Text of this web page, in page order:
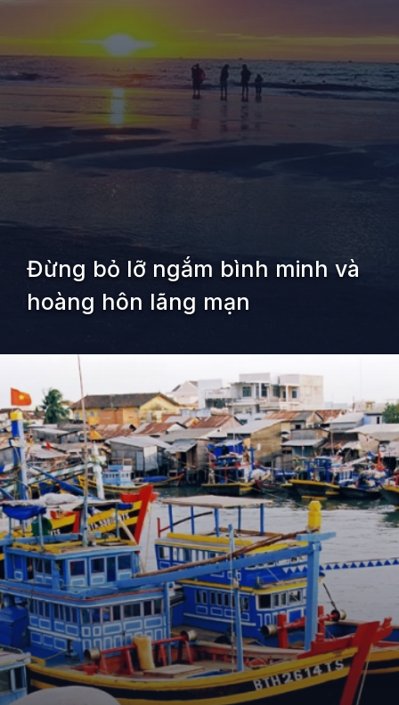
Đừng bỏ lỡ ngắm bình minh và
hoàng hôn lãng mạn
Đang mở https://kiemvieclam.vn/bien-doi-duong